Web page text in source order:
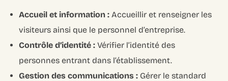
Accueil et information : Accueillir et renseigner les
visiteurs ainsi que le personnel d’entreprise.
Contrôle d’identité : Vérifier l’identité des
personnes entrant dans l’établissement.
Gestion des communications : Gérer le standard